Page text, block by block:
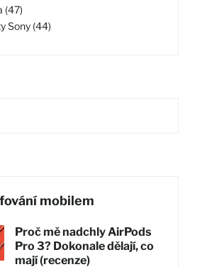
(47)
Sony (44)
mobilem
Proč mě nadchly AirPods
Pro 3? Dokonale dělají, co
mají (recenze)